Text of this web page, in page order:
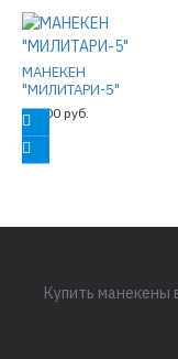
МАНЕКЕН
"МИЛИТАРИ-5"
33300 руб.
Купить